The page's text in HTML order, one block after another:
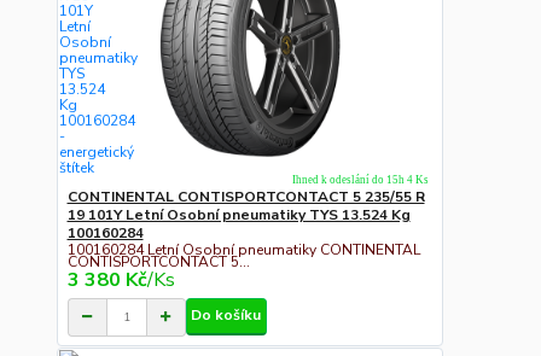
CONTINENTAL CONTISPORTCONTACT 5 235/55 R
19 101Y Letní Osobní pneumatiky TYS 13.524 Kg
100160284
100160284 Letní Osobní pneumatiky CONTINENTAL
CONTISPORTCONTACT 5...
3 380 Kč/Ks
Ihned k odeslání do 15h 4 Ks
Do košíku